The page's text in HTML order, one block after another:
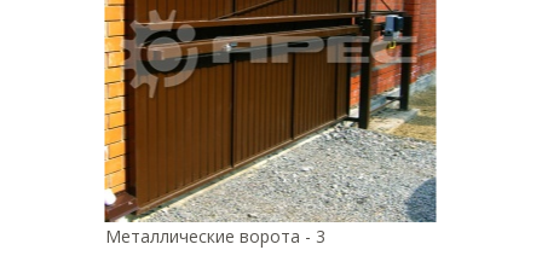
Металлические ворота - 3